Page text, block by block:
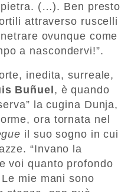
(…). Ben presto
attraverso ruscelli
ovunque come
a nascondervi!”.
inedita, surreale,
Buñuel , è quando
la cugina Dunja,
ora tornata nel
il suo sogno in cui
“Invano la
voi quanto profondo
mie mani sono